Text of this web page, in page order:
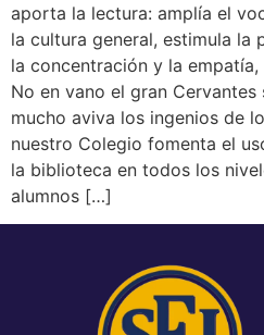
aporta la lectura: amplía el
la cultura general, estimula la
la concentración y la
No en vano el gran Cervantes
mucho aviva los ingenios de
nuestro Colegio fomenta el
la biblioteca en todos los
alumnos […]